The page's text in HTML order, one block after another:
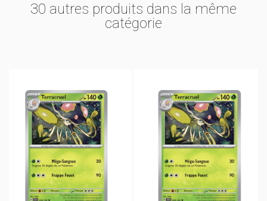
30 autres produits dans la même
catégorie